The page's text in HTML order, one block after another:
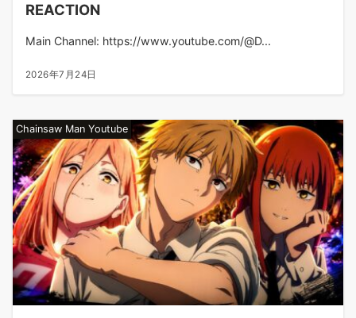
REACTION
Main Channel: https://www.youtube.com/@D...
2026年7月24日
Chainsaw Man Youtube